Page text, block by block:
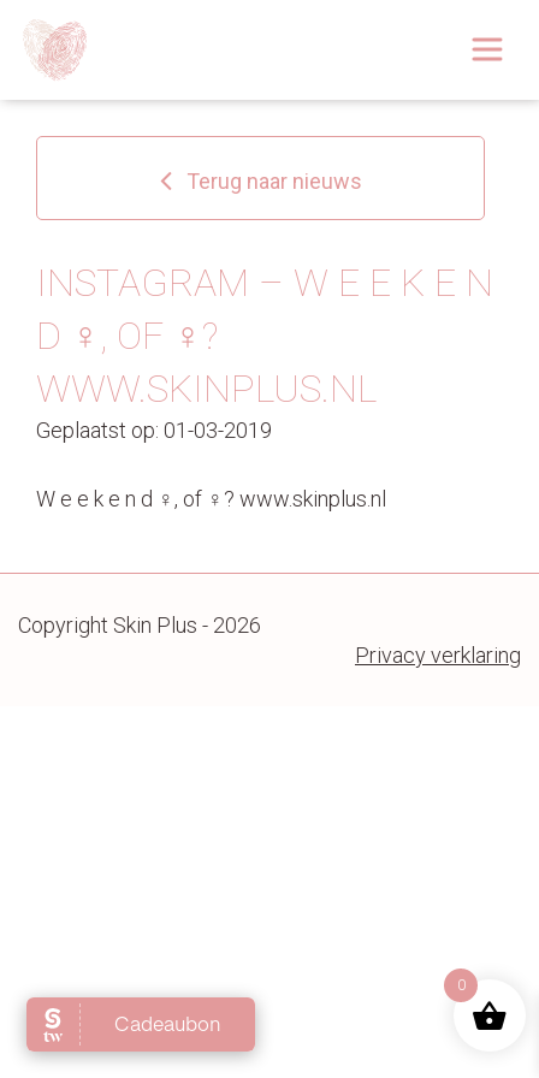
Over
Huidoplossingen
Behandelingen
Tarieven 2026
Blog
Terug naar nieuws
INSTAGRAM – W E E K E N
D ‍♀️, OF ‍♀️?
WWW.SKINPLUS.NL
Geplaatst op: 01-03-2019
W e e k e n d ‍♀️, of ‍♀️? www.skinplus.nl
Copyright Skin Plus - 2026
Privacy verklaring
0